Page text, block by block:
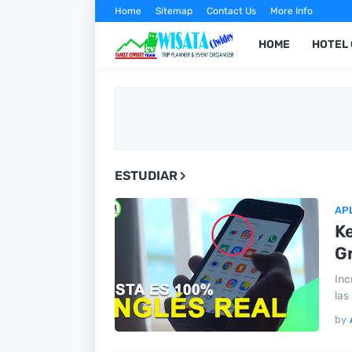
Home Sitemap Contact Us More Info
HOME HOTEL
ESTUDIAR
las
by